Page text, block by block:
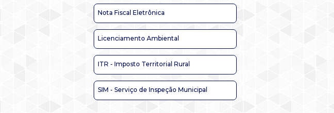
Nota Fiscal Eletrônica
Licenciamento Ambiental
ITR - Imposto Territorial Rural
SIM - Serviço de Inspeção Municipal